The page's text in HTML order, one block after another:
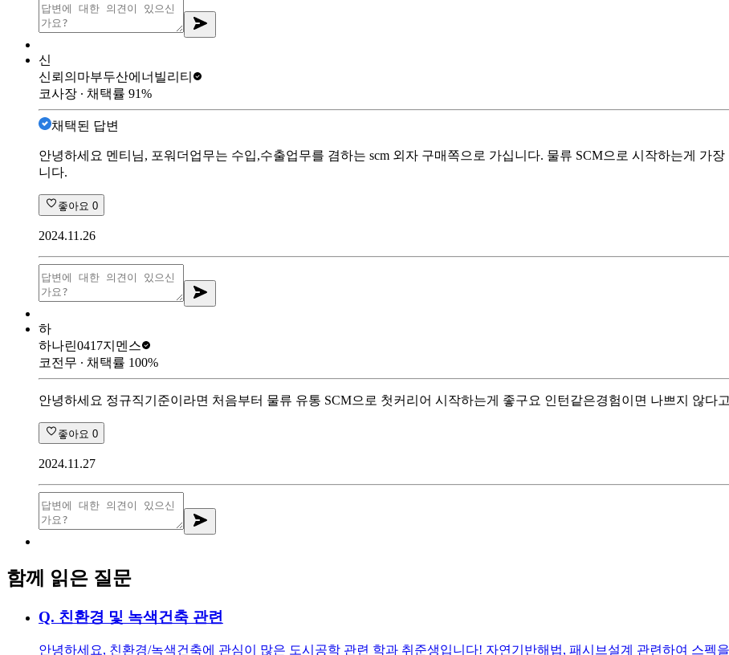
신
신뢰의마부두산에너빌리티
코사장 ∙ 채택률 91%
채택된 답변
안녕하세요 멘티님, 포워더업무는 수입,수출업무를 겸하는 scm 외자 구매쪽으로 가십니다. 물류 SCM으로 시작하는게 가
니다.
좋아요 0
2024.11.26
하
하나린0417지멘스
코전무 ∙ 채택률 100%
안녕하세요 정규직기준이라면 처음부터 물류 유통 SCM으로 첫커리어 시작하는게 좋구요 인턴같은경험이면 나쁘지 않다
좋아요 0
2024.11.27
함께 읽은 질문
Q. 친환경 및 녹색건축 관련
안녕하세요, 친환경/녹색건축에 관심이 많은 도시공학 관련 학과 취준생입니다! 자연기반해법, 패시브설계 관련하여 스펙